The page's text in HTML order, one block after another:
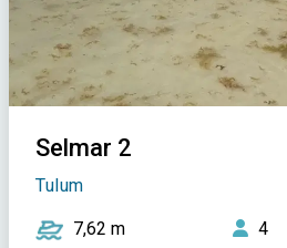
Selmar 2
Tulum
7,62 m 4